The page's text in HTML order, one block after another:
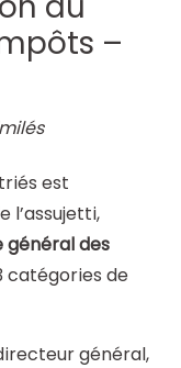
–
est
l’assujetti,
général des
catégories de
général,